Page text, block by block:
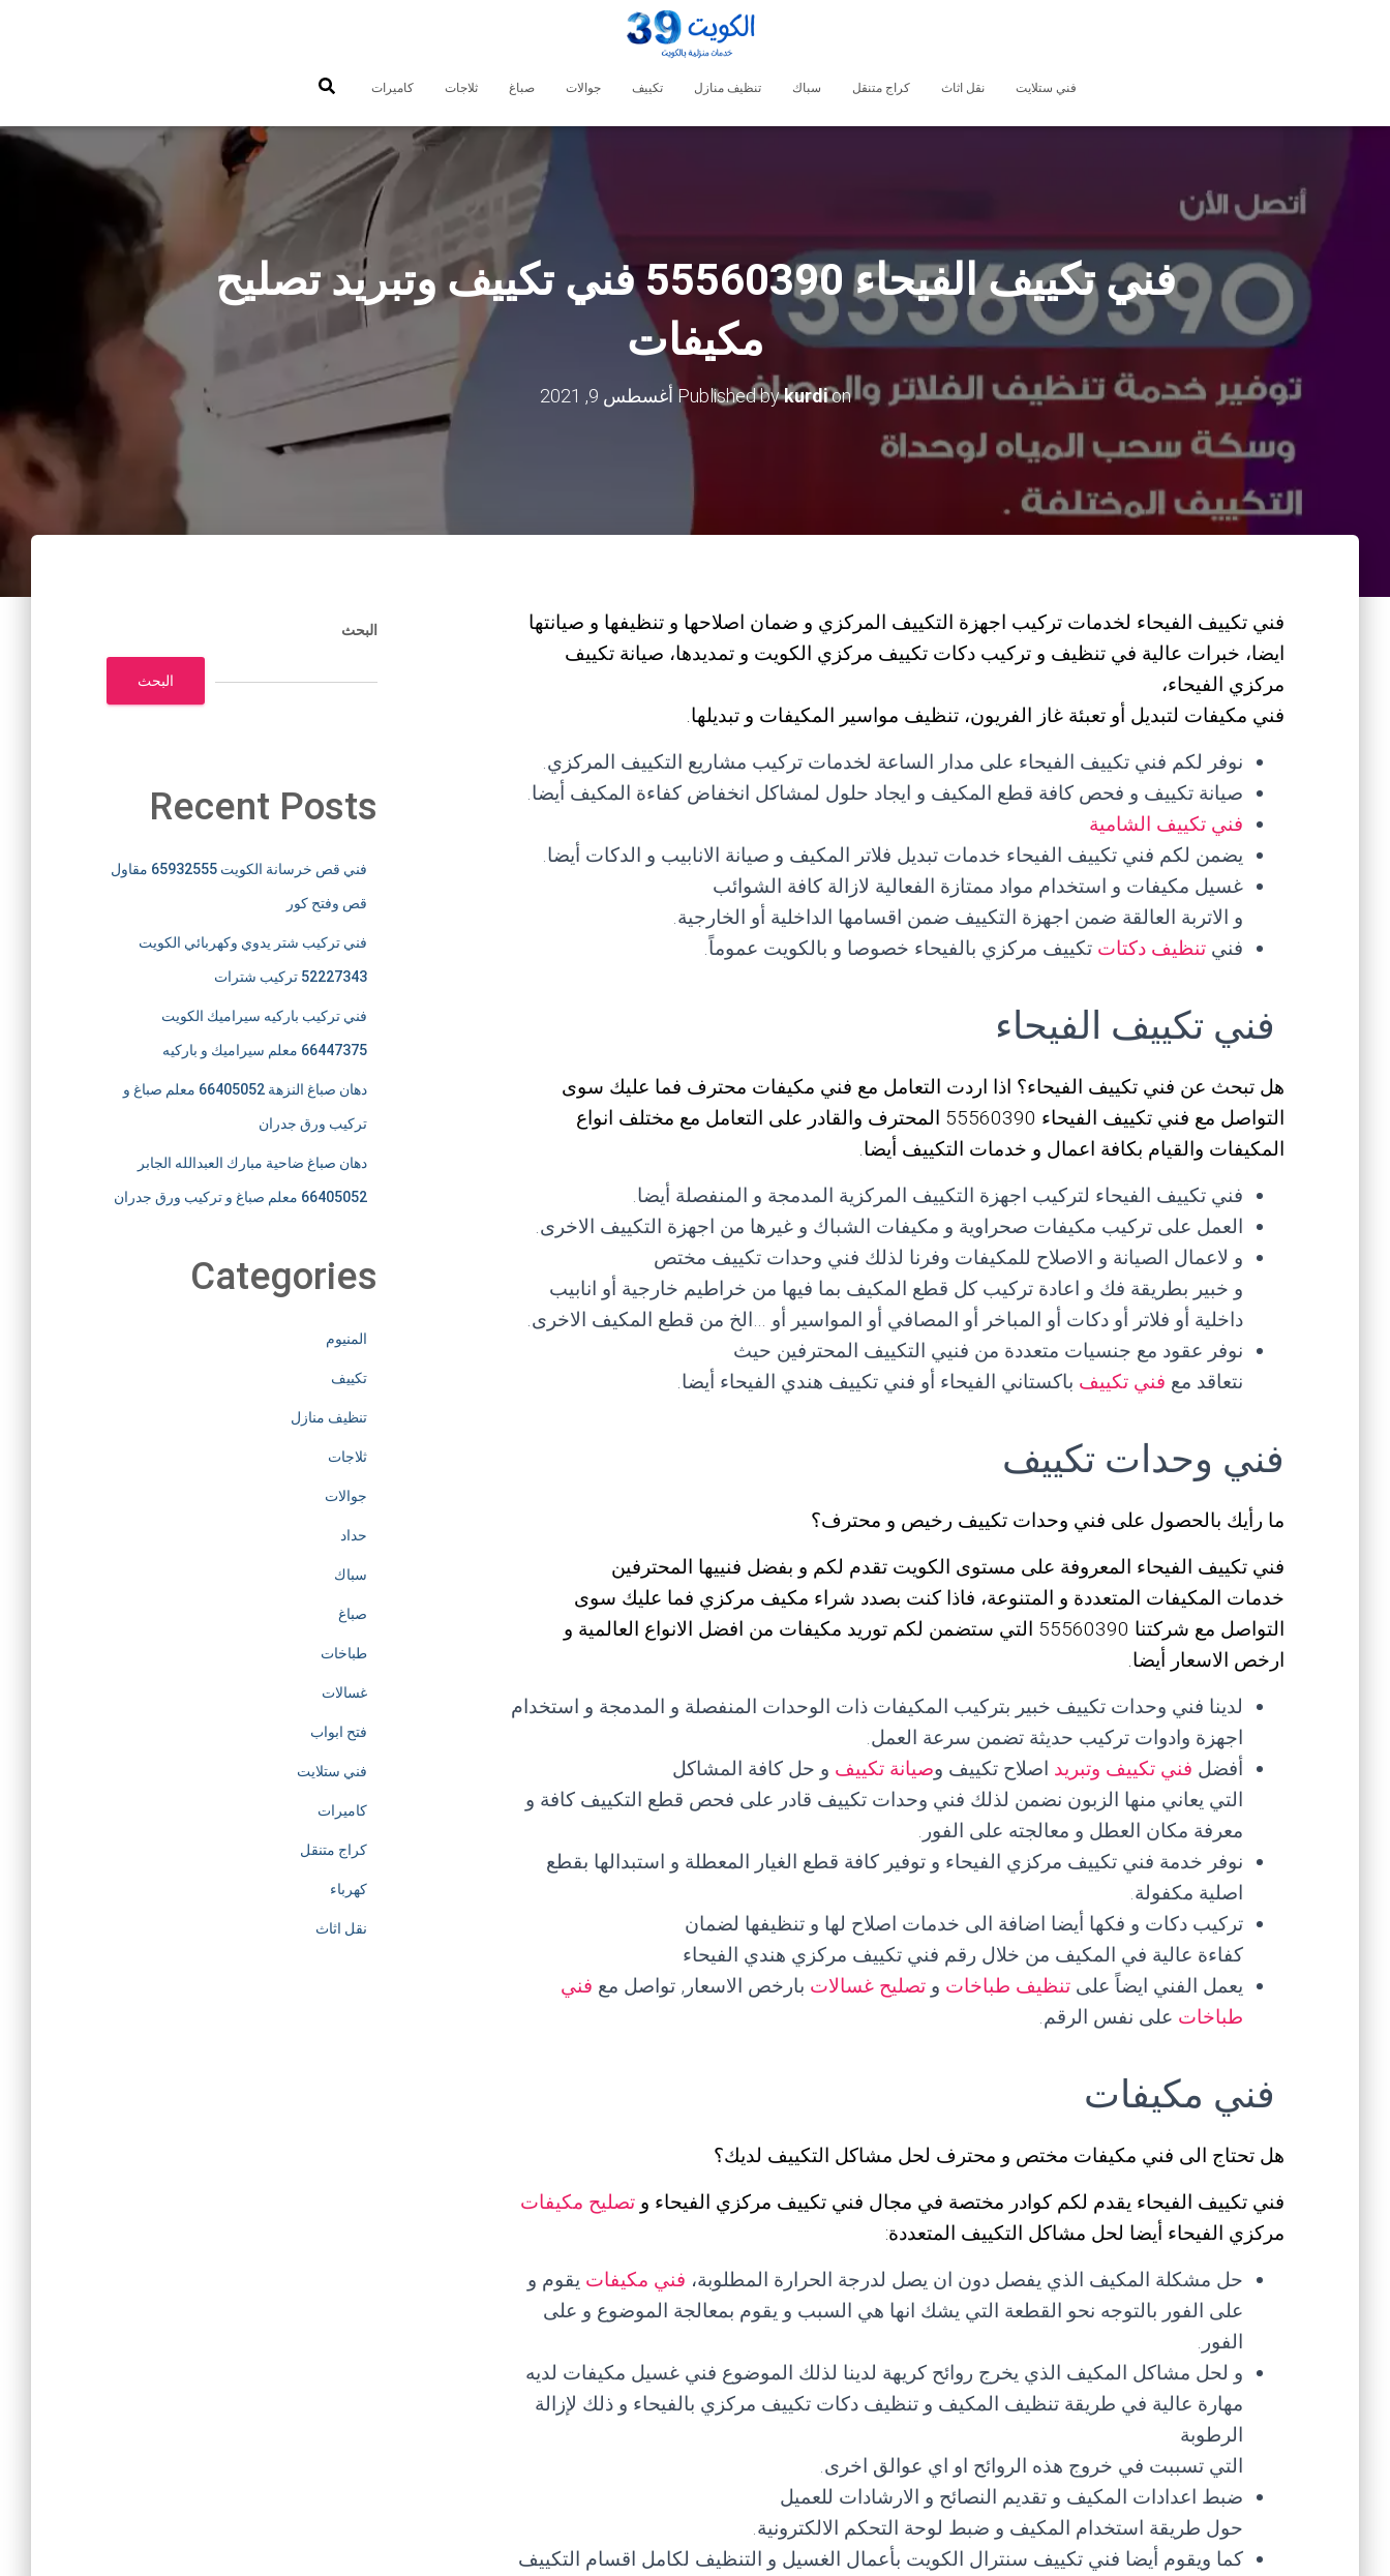
فني ستلايت نقل اثاث كراج متنقل سباك تنظيف منازل تكييف جوالات صباغ ثلاجات كاميرات
فني تكييف الفيحاء 55560390 فني تكييف وتبريد تصليح
مكيفات
Published bykurdion أغسطس 9, 2021
فني تكييف الفيحاء لخدمات تركيب اجهزة التكييف المركزي و ضمان اصلاحها و تنظيفها و صيانتها
ايضا، خبرات عالية في تنظيف و تركيب دكات تكييف مركزي الكويت و تمديدها، صيانة تكييف
مركزي الفيحاء،
فني مكيفات لتبديل أو تعبئة غاز الفريون، تنظيف مواسير المكيفات و تبديلها.
نوفر لكم فني تكييف الفيحاء على مدار الساعة لخدمات تركيب مشاريع التكييف المركزي.
صيانة تكييف و فحص كافة قطع المكيف و ايجاد حلول لمشاكل انخفاض كفاءة المكيف أيضا.
فني تكييف الشامية
يضمن لكم فني تكييف الفيحاء خدمات تبديل فلاتر المكيف و صيانة الانابيب و الدكات أيضا.
غسيل مكيفات و استخدام مواد ممتازة الفعالية لازالة كافة الشوائب
و الاتربة العالقة ضمن اجهزة التكييف ضمن اقسامها الداخلية أو الخارجية.
فني تنظيف دكتات تكييف مركزي بالفيحاء خصوصا و بالكويت عموماً.
فني تكييف الفيحاء
هل تبحث عن فني تكييف الفيحاء؟ اذا اردت التعامل مع فني مكيفات محترف فما عليك سوى
التواصل مع فني تكييف الفيحاء 55560390 المحترف والقادر على التعامل مع مختلف انواع
المكيفات والقيام بكافة اعمال و خدمات التكييف أيضا.
فني تكييف الفيحاء لتركيب اجهزة التكييف المركزية المدمجة و المنفصلة أيضا.
العمل على تركيب مكيفات صحراوية و مكيفات الشباك و غيرها من اجهزة التكييف الاخرى.
و لاعمال الصيانة و الاصلاح للمكيفات وفرنا لذلك فني وحدات تكييف مختص
و خبير بطريقة فك و اعادة تركيب كل قطع المكيف بما فيها من خراطيم خارجية أو انابيب
داخلية أو فلاتر أو دكات أو المباخر أو المصافي أو المواسير أو …الخ من قطع المكيف الاخرى.
نوفر عقود مع جنسيات متعددة من فنيي التكييف المحترفين حيث
نتعاقد مع فني تكييف باكستاني الفيحاء أو فني تكييف هندي الفيحاء أيضا.
فني وحدات تكييف
ما رأيك بالحصول على فني وحدات تكييف رخيص و محترف؟
فني تكييف الفيحاء المعروفة على مستوى الكويت تقدم لكم و بفضل فنييها المحترفين
خدمات المكيفات المتعددة و المتنوعة، فاذا كنت بصدد شراء مكيف مركزي فما عليك سوى
التواصل مع شركتنا 55560390 التي ستضمن لكم توريد مكيفات من افضل الانواع العالمية و
ارخص الاسعار أيضا.
لدينا فني وحدات تكييف خبير بتركيب المكيفات ذات الوحدات المنفصلة و المدمجة و استخدام
اجهزة وادوات تركيب حديثة تضمن سرعة العمل.
أفضل فني تكييف وتبريد اصلاح تكييف وصيانة تكييف و حل كافة المشاكل
التي يعاني منها الزبون نضمن لذلك فني وحدات تكييف قادر على فحص قطع التكييف كافة و
معرفة مكان العطل و معالجته على الفور.
نوفر خدمة فني تكييف مركزي الفيحاء و توفير كافة قطع الغيار المعطلة و استبدالها بقطع
اصلية مكفولة.
تركيب دكات و فكها أيضا اضافة الى خدمات اصلاح لها و تنظيفها لضمان
كفاءة عالية في المكيف من خلال رقم فني تكييف مركزي هندي الفيحاء
يعمل الفني ايضاً على تنظيف طباخات و تصليح غسالات بارخص الاسعار, تواصل مع فني
طباخات على نفس الرقم.
فني مكيفات
هل تحتاج الى فني مكيفات مختص و محترف لحل مشاكل التكييف لديك؟
فني تكييف الفيحاء يقدم لكم كوادر مختصة في مجال فني تكييف مركزي الفيحاء و تصليح مكيفات
مركزي الفيحاء أيضا لحل مشاكل التكييف المتعددة:
حل مشكلة المكيف الذي يفصل دون ان يصل لدرجة الحرارة المطلوبة، فني مكيفات يقوم و
على الفور بالتوجه نحو القطعة التي يشك انها هي السبب و يقوم بمعالجة الموضوع و على
الفور.
و لحل مشاكل المكيف الذي يخرج روائح كريهة لدينا لذلك الموضوع فني غسيل مكيفات لديه
مهارة عالية في طريقة تنظيف المكيف و تنظيف دكات تكييف مركزي بالفيحاء و ذلك لإزالة
الرطوبة
التي تسببت في خروج هذه الروائح او اي عوالق اخرى.
ضبط اعدادات المكيف و تقديم النصائح و الارشادات للعميل
حول طريقة استخدام المكيف و ضبط لوحة التحكم الالكترونية.
كما ويقوم أيضا فني تكييف سنترال الكويت بأعمال الغسيل و التنظيف لكامل اقسام التكييف
البحث
البحث
Recent Posts
فني قص خرسانة الكويت 65932555 مقاول
قص وفتح كور
فني تركيب شتر يدوي وكهربائي الكويت
52227343 تركيب شترات
فني تركيب باركيه سيراميك الكويت
66447375 معلم سيراميك و باركيه
دهان صباغ النزهة 66405052 معلم صباغ و
تركيب ورق جدران
دهان صباغ ضاحية مبارك العبدالله الجابر
66405052 معلم صباغ و تركيب ورق جدران
Categories
المنيوم
تكييف
تنظيف منازل
ثلاجات
جوالات
حداد
سباك
صباغ
طباخات
غسالات
فتح ابواب
فني ستلايت
كاميرات
كراج متنقل
كهرباء
نقل اثاث